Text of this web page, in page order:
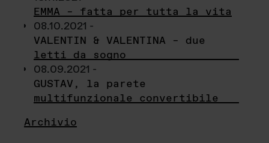
EMMA – fatta per tutta la vita
08.10.2021 -
VALENTIN & VALENTINA – due
letti da sogno
08.09.2021 -
GUSTAV, la parete
multifunzionale convertibile
Archivio